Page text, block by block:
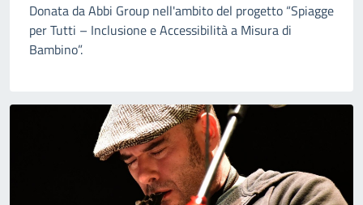
Donata da Abbi Group nell'ambito del progetto “Spiagge
per Tutti – Inclusione e Accessibilità a Misura di
Bambino”.